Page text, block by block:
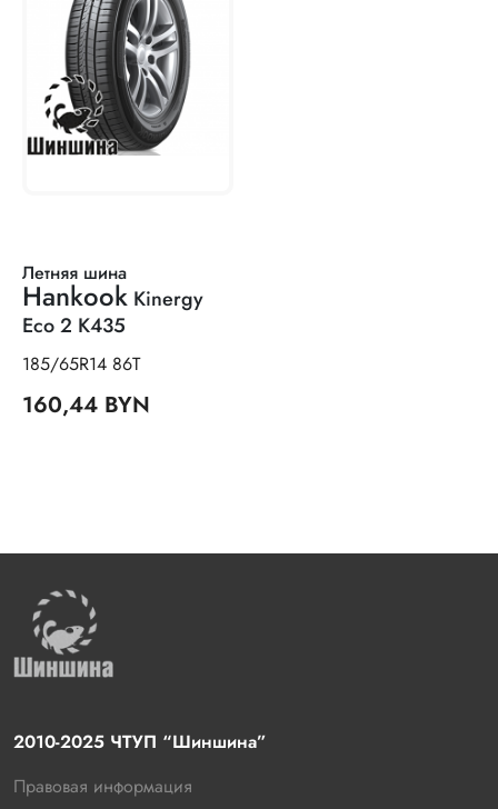
Летняя шина
Hankook Kinergy
Eco 2 K435
185/65R14 86T
160,44 BYN
2010-2025 ЧТУП “Шиншина”
Правовая информация